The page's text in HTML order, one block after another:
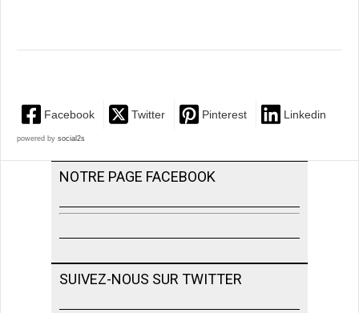
Facebook Twitter Pinterest Linkedin
powered by social2s
NOTRE PAGE FACEBOOK
SUIVEZ-NOUS SUR TWITTER